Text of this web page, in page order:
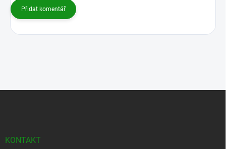
Přidat komentář
KONTAKT